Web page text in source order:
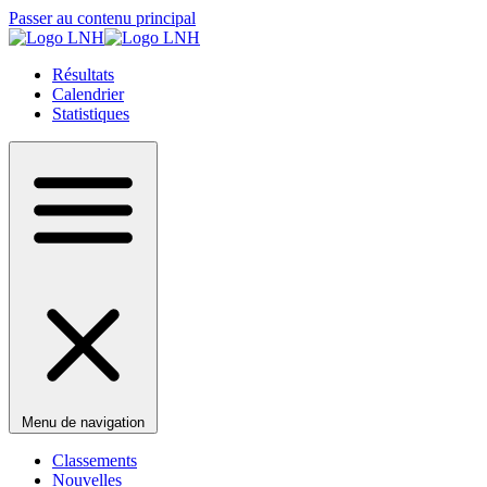
Passer au contenu principal
Résultats
Calendrier
Statistiques
Menu de navigation
Classements
Nouvelles